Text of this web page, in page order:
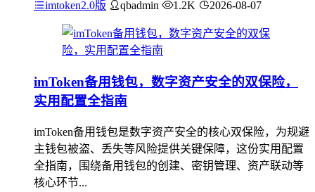
imtoken2.0版 qbadmin 1.2K 2026-08-07
imToken备用钱包，数字资产安全的双保险，
实用配置全指南
imToken备用钱包是数字资产安全的核心双保险，为规避
主钱包被盗、丢失等风险提供关键保障，这份实用配置
全指南，围绕备用钱包的创建、密钥管理、资产联动等
核心环节...